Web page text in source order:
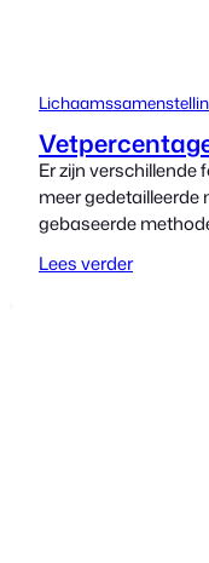
Er zijn verschillende
meer
gebaseerde
Lees verder